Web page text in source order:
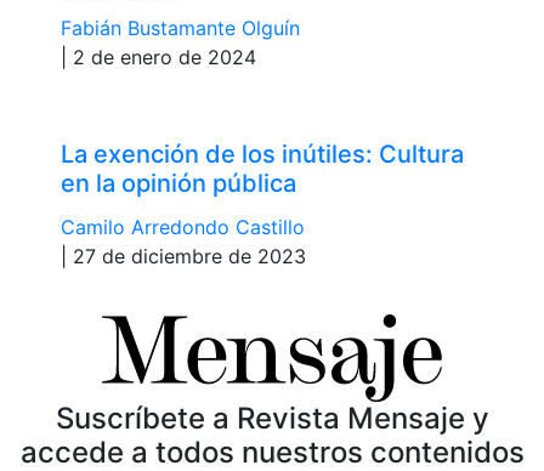
Fabián Bustamante Olguín
| 2 de enero de 2024
La exención de los inútiles: Cultura
en la opinión pública
Camilo Arredondo Castillo
| 27 de diciembre de 2023
Suscríbete a Revista Mensaje y
accede a todos nuestros contenidos